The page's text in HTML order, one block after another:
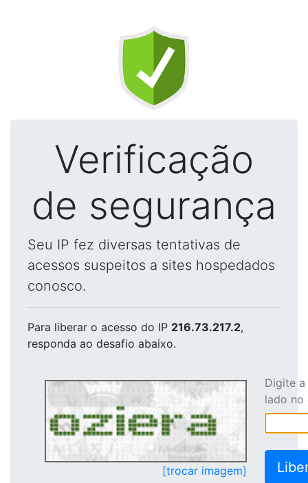
Verificação
de segurança
Seu IP fez diversas tentativas de
acessos suspeitos a sites hospedados
conosco.
Para liberar o acesso do IP 216.73.217.2,
responda ao desafio abaixo.
[trocar imagem]
Digite
lado no